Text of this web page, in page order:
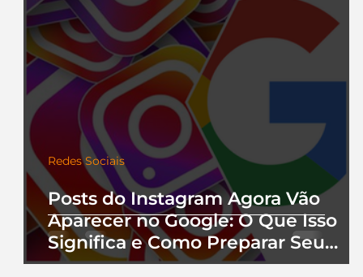
Posts do Instagram Agora Vão
Aparecer no Google: O Que Isso
Significa e Como Preparar Seu
Perfil
Redes Sociais